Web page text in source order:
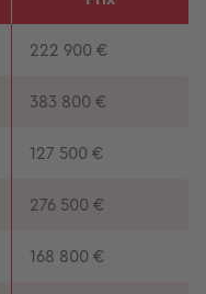
222 900 €
383 800 €
127 500 €
276 500 €
168 800 €